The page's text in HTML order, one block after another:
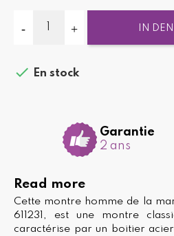
IN
 En stock
Garantie
2 ans
Read more
Cette montre homme de la
611231, est une montre
caractérise par un boitier